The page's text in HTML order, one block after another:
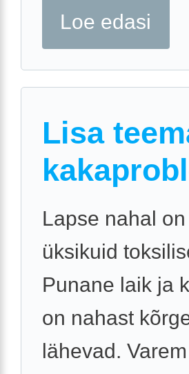
Loe edasi
Lisa
Lapse nahal
üksikuid
Punane laik ja
on nahast
lähevad.